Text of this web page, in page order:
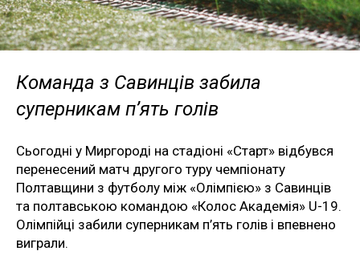
Команда з Савинців забила
суперникам п’ять голів
Сьогодні у Миргороді на стадіоні «Старт» відбувся
перенесений матч другого туру чемпіонату
Полтавщини з футболу між «Олімпією» з Савинців
та полтавською командою «Колос Академія» U-19.
Олімпійці забили суперникам п’ять голів і впевнено
виграли.